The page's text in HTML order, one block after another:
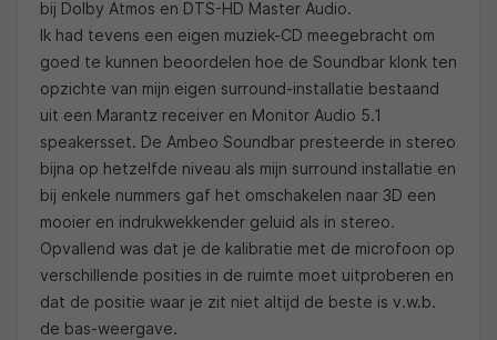
bij Dolby Atmos en DTS-HD Master Audio.
Ik had tevens een eigen muziek-CD meegebracht om
goed te kunnen beoordelen hoe de Soundbar klonk ten
opzichte van mijn eigen surround-installatie bestaand
uit een Marantz receiver en Monitor Audio 5.1
speakersset. De Ambeo Soundbar presteerde in stereo
bijna op hetzelfde niveau als mijn surround installatie en
bij enkele nummers gaf het omschakelen naar 3D een
mooier en indrukwekkender geluid als in stereo.
Opvallend was dat je de kalibratie met de microfoon op
verschillende posities in de ruimte moet uitproberen en
dat de positie waar je zit niet altijd de beste is v.w.b.
de bas-weergave.